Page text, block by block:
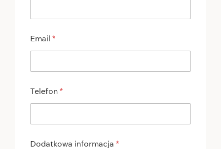
Email *
Telefon *
Dodatkowa informacja *